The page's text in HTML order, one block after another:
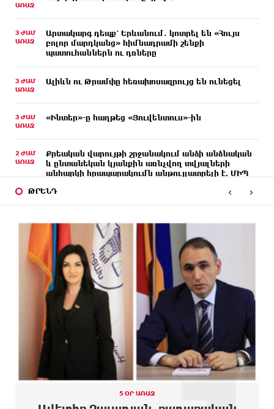
ԱՌԱՋ
3 ԺԱՄ
ԱՌԱՋ
Արտակարգ դեպք՝ Երևանում․ կոտրել են «Հույս
բոլոր մարդկանց» հիմնադրամի շենքի
պատուհաններն ու դռները
3 ԺԱՄ
ԱՌԱՋ
Ալիևն ու Թրամփը հեռախոսազրույց են ունեցել
3 ԺԱՄ
ԱՌԱՋ
«Ինտեր»-ը հաղթեց «Յուվենտուս»-ին
2 ԺԱՄ
ԱՌԱՋ
Քրեական վարույթի շրջանակում անձի անձնական
և ընտանեկան կյանքին առնչվող տվյալների
անհարկի հրապարակումն անթույլատրելի է. ՄԻՊ
հնարավորությունները
2 ԺԱՄ
ԱՌԱՋ
Հրդեհի ահազանգ Սայաթ-Նովա պողոտայում.
շենքից տարհանվել է 5 բնակիչ
Ճապոնական Յակիշիմե կերամիկայի
ցուցահանդեսը երկարաձգվել է մինչև օգոստոսի
30-ը
ՄԵԿ ԺԱՄ
Որոնվում է նախաձեռնված քրեական վարույթի
ՄԵԿ ԺԱՄ
ԱՌԱՋ
Փաշինյանն ու Թրամփը հեռախոսազրույց են
ԹՐԵՆԴ
5 ՕՐ ԱՌԱՋ
‹ ›